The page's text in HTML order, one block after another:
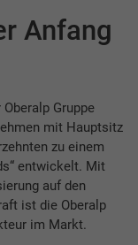
Anfang
Gruppe
mit Hauptsitz
zu einem
entwickelt. Mit
auf den
ist die Oberalp
im Markt.